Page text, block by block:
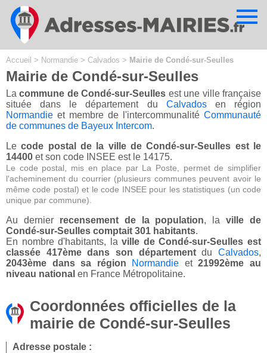
Accueil > Normandie > Calvados > Mairie de Condé-sur-Seulles
Mairie de Condé-sur-Seulles
Lacommune de Condé-sur-Seulles est une ville française
située dans le département du Calvadosen région
Normandie et membre de l'intercommunalité Communauté
de communes de Bayeux Intercom.
Lecode postal de la ville de Condé-sur-Seulles est le
14400 et son code INSEE est le 14175.
Le code postal, mis en place par La Poste, permet de simplifier
l'acheminement du courrier (plusieurs communes peuvent avoir le
même code postal) et le code INSEE pour les statistiques (un code
unique par commune).
Au dernier recensement de la population, laville de
Condé-sur-Seulles comptait 301 habitants.
En nombre d'habitants, laville de Condé-sur-Seulles est
classée 417ème dans son départementduCalvados,
2043ème dans sa région
Normandie et21992ème au
niveau national en France Métropolitaine.
Coordonnées officielles de la
mairie de Condé-sur-Seulles
Adresse postale :
Cookies management panel